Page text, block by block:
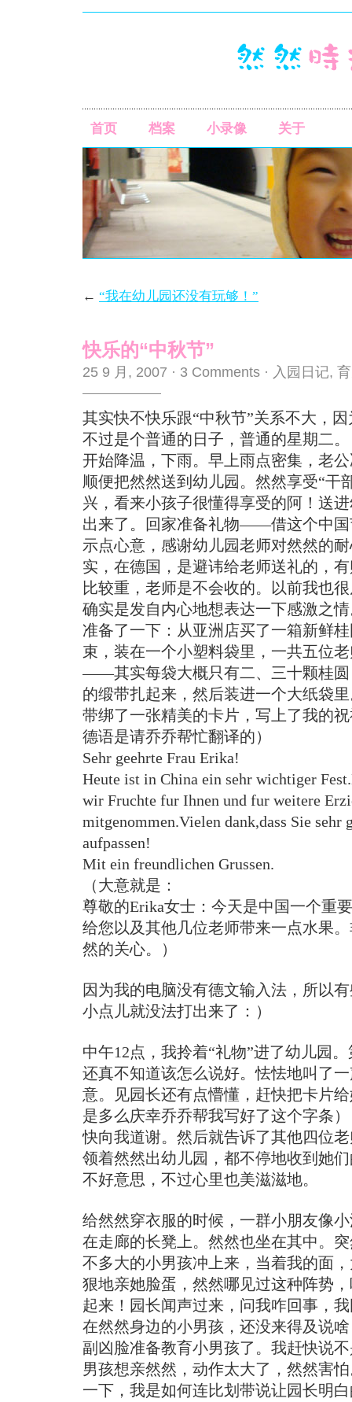
首页 档案 小录像 关于
← “我在幼儿园还没有玩够！”
快乐的“中秋节”
25 9 月, 2007 · 3 Comments · 入园日记,
其实快不快乐跟“中秋节”关系不大，
不过是个普通的日子，普通的星期二。
开始降温，下雨。早上雨点密集，老
顺便把然然送到幼儿园。然然享受“干
兴，看来小孩子很懂得享受的阿！送
出来了。回家准备礼物——借这个中国
示点心意，感谢幼儿园老师对然然的
实，在德国，是避讳给老师送礼的，
比较重，老师是不会收的。以前我也
确实是发自内心地想表达一下感激之
准备了一下：从亚洲店买了一箱新鲜
束，装在一个小塑料袋里，一共五位
——其实每袋大概只有二、三十颗桂圆
的缎带扎起来，然后装进一个大纸袋
带绑了一张精美的卡片，写上了我的
德语是请乔乔帮忙翻译的）
Sehr geehrte Frau Erika!
Heute ist in China ein sehr wichtiger
wir Fruchte fur Ihnen und fur weitere
mitgenommen.Vielen dank,dass Sie sehr
aufpassen!
Mit ein freundlichen Grussen.
（大意就是：
尊敬的Erika女士：今天是中国一个重
给您以及其他几位老师带来一点水果
然的关心。）
因为我的电脑没有德文输入法，所以
小点儿就没法打出来了：）
中午12点，我拎着“礼物”进了幼儿园
还真不知道该怎么说好。怯怯地叫了
意。见园长还有点懵懂，赶快把卡片
是多么庆幸乔乔帮我写好了这个字条
快向我道谢。然后就告诉了其他四位
领着然然出幼儿园，都不停地收到她
不好意思，不过心里也美滋滋地。
给然然穿衣服的时候，一群小朋友像
在走廊的长凳上。然然也坐在其中。
不多大的小男孩冲上来，当着我的面
狠地亲她脸蛋，然然哪见过这种阵势
起来！园长闻声过来，问我咋回事，
在然然身边的小男孩，还没来得及说
副凶脸准备教育小男孩了。我赶快说
男孩想亲然然，动作太大了，然然害
一下，我是如何连比划带说让园长明